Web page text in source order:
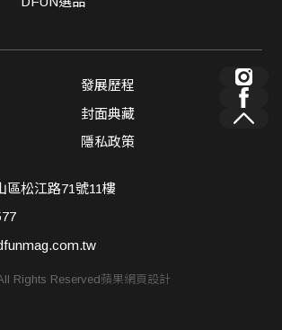
發展歷程
封面典藏
隱私政策
區松江路71號11樓
Rights Reserved蘋果網頁設計